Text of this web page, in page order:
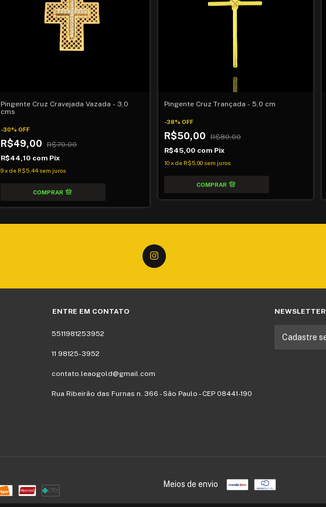
Pingente Cruz Cravejada Vazada - 3,0
cms
-30% OFF
R$49,00
R$70,00
R$44,10 com Pix
9x de R$5,44 sem juros
Pingente Cruz Trançada - 5,0 cm
-38% OFF
R$50,00
R$80,00
R$45,00 com Pix
10x de R$5,00 sem juros
ENTRE EM CONTATO
5511981253952
11 98125-3952
contato.leaogold@gmail.com
Rua Ribeirão das Furnas n. 366 - São Paulo - CEP 08441-190
NEWSLETTER
Meios de envio